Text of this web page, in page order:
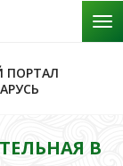
ПОРТАЛ
В